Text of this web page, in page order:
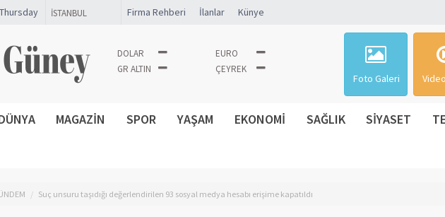
Firma Rehberi İlanlar Künye
DOLAR
EURO
GR ALTIN
ÇEYREK
Foto Galeri
MAGAZİN SPOR YAŞAM EKONOMİ SAĞLIK SİYASET
Suç unsuru taşıdığı değerlendirilen 93 sosyal medya hesabı erişime kapatıldı